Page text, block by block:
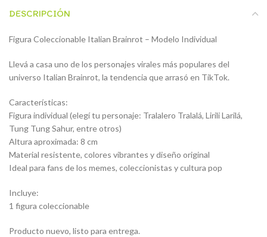
DESCRIPCIÓN
Figura Coleccionable Italian Brainrot – Modelo Individual
Llevá a casa uno de los personajes virales más populares del
universo Italian Brainrot, la tendencia que arrasó en TikTok.
Características:
Figura individual (elegí tu personaje: Tralalero Tralalá, Lirili Larilá,
Tung Tung Sahur, entre otros)
Altura aproximada: 8 cm
Material resistente, colores vibrantes y diseño original
Ideal para fans de los memes, coleccionistas y cultura pop
Incluye:
1 figura coleccionable
Producto nuevo, listo para entrega.